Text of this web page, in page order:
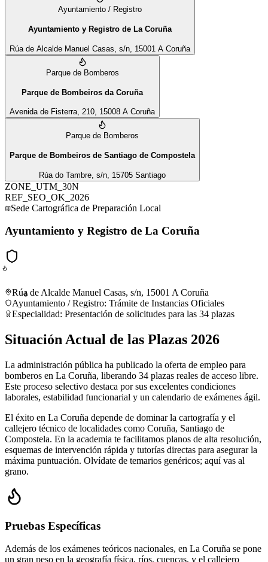
Ayuntamiento / Registro
Ayuntamiento y Registro de La Coruña
Rúa de Alcalde Manuel Casas, s/n, 15001 A Coruña
Parque de Bomberos
Parque de Bombeiros da Coruña
Avenida de Fisterra, 210, 15008 A Coruña
Parque de Bomberos
Parque de Bombeiros de Santiago de Compostela
Rúa do Tambre, s/n, 15705 Santiago
ZONE_UTM_30N
REF_SEO_OK_2026
Sede Cartográfica de Preparación Local
Ayuntamiento y Registro de La Coruña
Rúa de Alcalde Manuel Casas, s/n, 15001 A Coruña
Ayuntamiento / Registro: Trámite de Instancias Oficiales
Especialidad: Presentación de solicitudes para las 34 plazas
Situación Actual de las Plazas 2026
La administración pública ha publicado la oferta de empleo para
bomberos en La Coruña, liberando 34 plazas reales de acceso libre.
Este proceso selectivo destaca por sus excelentes condiciones
laborales, estabilidad funcionarial y un calendario de exámenes ágil.
El éxito en La Coruña depende de dominar la cartografía y el
callejero técnico de localidades como Coruña, Santiago de
Compostela. En la academia te facilitamos planos de alta resolución,
esquemas de intervención rápida y tutorías directas para asegurar la
máxima puntuación. Olvídate de temarios genéricos; aquí vas al
grano.
Pruebas Específicas
Además de los exámenes teóricos nacionales, en La Coruña se pone
un gran peso en la geografía física, ríos, cuencas, y el callejero